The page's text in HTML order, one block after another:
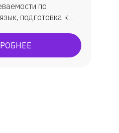
по
подготовка к
к ВПР по
выпускники